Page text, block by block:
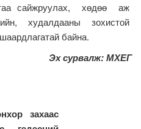
сайжруулах, хөдөө аж
худалдааны зохистой
байна.
Эх сурвалж: МХЕГ
захаас